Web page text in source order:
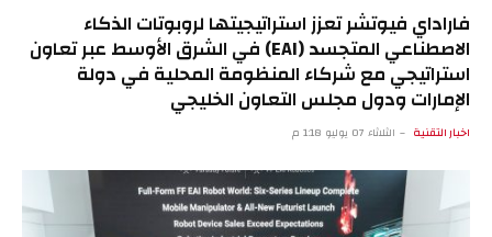
فاراداي فيوتشر تعزز استراتيجيتها لروبوتات الذكاء
الاصطناعي المتجسد (EAI) في الشرق الأوسط عبر تعاون
استراتيجي مع شركاء المنظومة المحلية في دولة
الإمارات ودول مجلس التعاون الخليجي
اخبار التقنية الثلاثاء 07 يوليو 1:18 م